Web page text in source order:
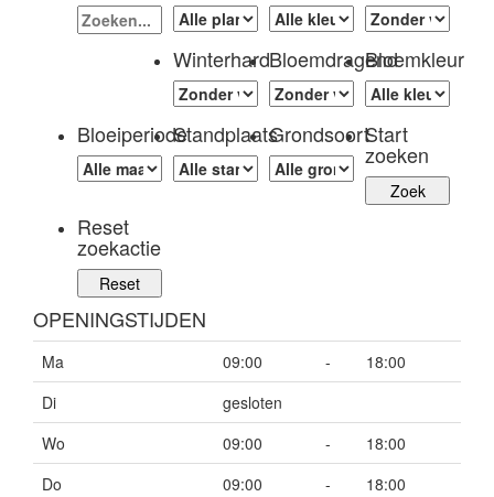
WinterhardBloemdragendBloemkleur
BloeiperiodeStandplaatsGrondsoortStart
zoeken
Reset
zoekactie
OPENINGSTIJDEN
Ma 09:00 -
18:00
Di
gesloten
Wo
09:00 -
18:00
Do
09:00 -
18:00